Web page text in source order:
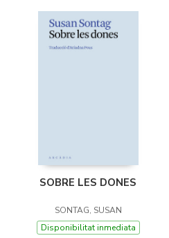
SOBRE LES DONES
SONTAG, SUSAN
Disponibilitat inmediata